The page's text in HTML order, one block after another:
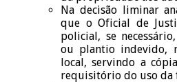
Na decisão liminar
que o Oficial de
policial, se
ou plantio indevido,
local, servindo a
requisitório do uso da